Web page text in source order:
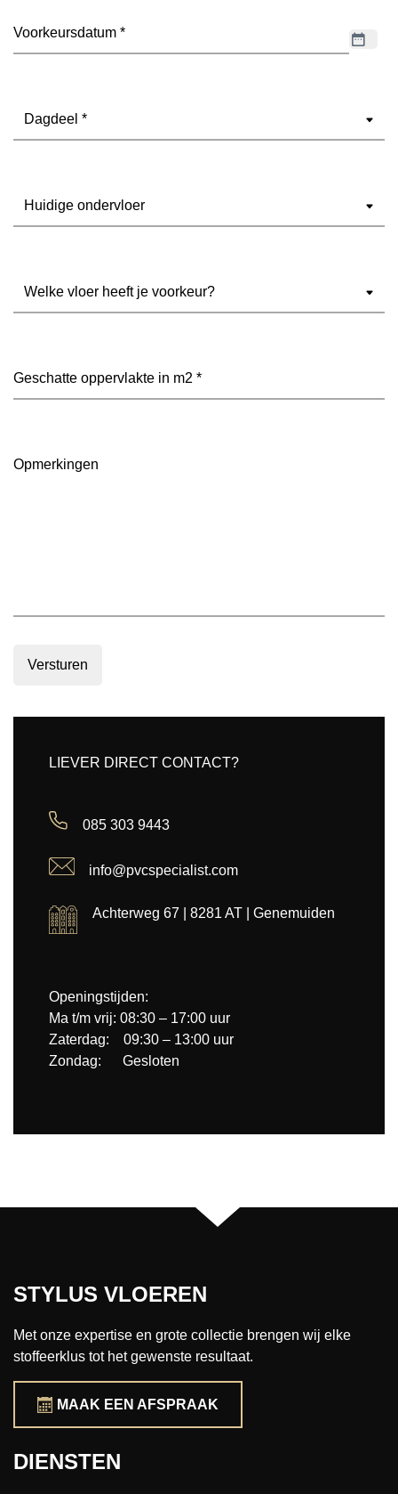
Datum (Vereist)
Dagdeel (Vereist)
Ondervloer (Vereist)
Welke
Geschatte
Opmerkingen
Versturen
LIEVER DIRECT CONTACT?
085 303 9443
info@pvcspecialist.com
Achterweg 67 | 8281 AT | Genemuiden
Openingstijden:
Ma t/m vrij: 08:30 – 17:00 uur
Zaterdag: 09:30 – 13:00 uur
Zondag: Gesloten
STYLUS VLOEREN
Met onze expertise en grote collectie brengen wij elke
stoffeerklus tot het gewenste resultaat.
MAAK EEN AFSPRAAK
DIENSTEN